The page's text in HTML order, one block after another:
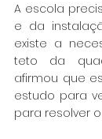
A escola
e da
existe a
teto da
afirmou que
estudo para
para resolver